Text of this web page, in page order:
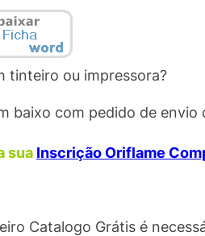
tinteiro ou impressora?
baixo com pedido de
sua Inscrição Oriflame
Catalogo Grátis é